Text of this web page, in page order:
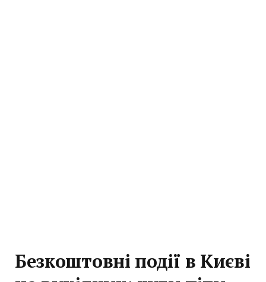
Безкоштовні події в Києві